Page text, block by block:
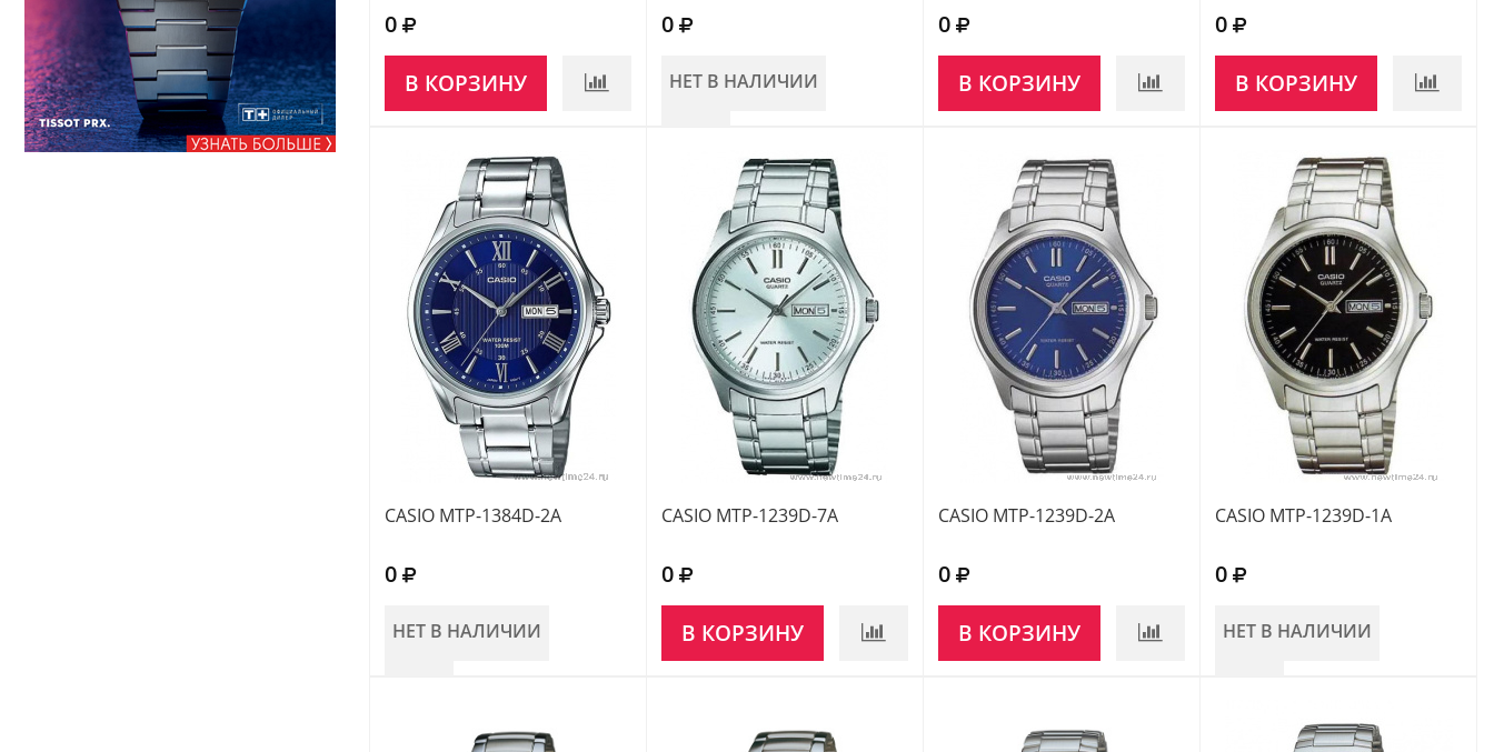
0
В КОРЗИНУ
0
НЕТ В НАЛИЧИИ
0
В КОРЗИНУ
0
В КОРЗИНУ
CASIO MTP-1384D-2A
0
НЕТ В НАЛИЧИИ
CASIO MTP-1239D-7A
0
В КОРЗИНУ
CASIO MTP-1239D-2A
0
В КОРЗИНУ
CASIO MTP-1239D-1A
0
НЕТ В НАЛИЧИИ